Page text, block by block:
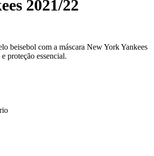
2021/22
beisebol com a máscara New York Yankees
proteção essencial.